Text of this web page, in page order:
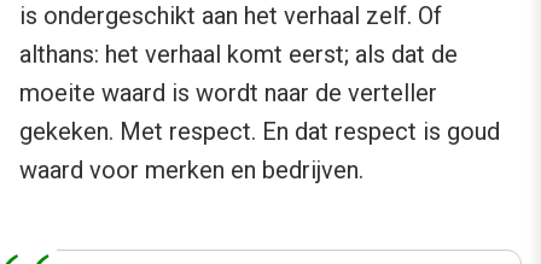
is ondergeschikt aan het verhaal zelf. Of
althans: het verhaal komt eerst; als dat de
moeite waard is wordt naar de verteller
gekeken. Met respect. En dat respect is goud
waard voor merken en bedrijven.